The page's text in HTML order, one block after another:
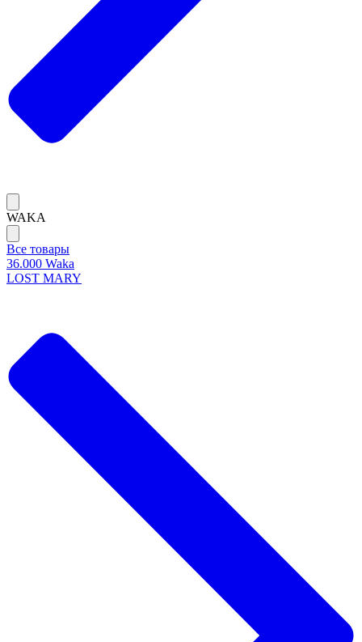
WAKA
Все товары
36.000 Waka
LOST MARY